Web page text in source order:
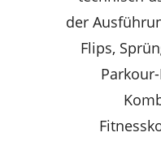
der
Flips,